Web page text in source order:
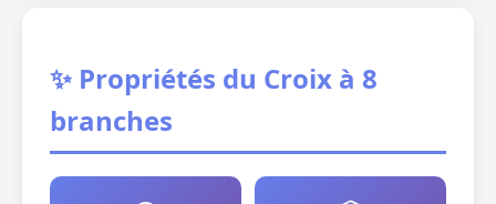
✨ Propriétés du Croix à 8
branches